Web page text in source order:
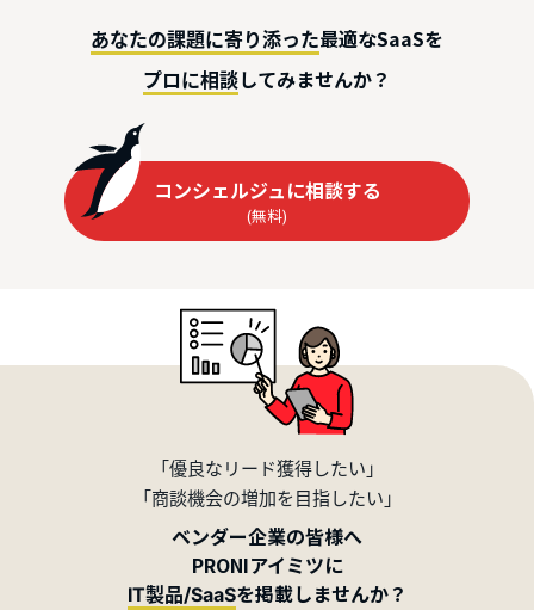
あなたの課題に寄り添った最適なSaaSを
プロに相談してみませんか？
コンシェルジュに相談する
(無料)
「優良なリード獲得したい」
「商談機会の増加を目指したい」
ベンダー企業の皆様へ
PRONIアイミツに
IT製品/SaaSを掲載しませんか？